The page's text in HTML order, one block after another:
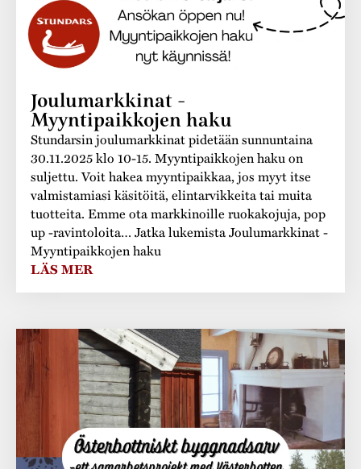
Joulumarkkinat -
Myyntipaikkojen haku
Stundarsin joulumarkkinat pidetään sunnuntaina
30.11.2025 klo 10-15. Myyntipaikkojen haku on
suljettu. Voit hakea myyntipaikkaa, jos myyt itse
valmistamiasi käsitöitä, elintarvikkeita tai muita
tuotteita. Emme ota markkinoille ruokakojuja, pop
up -ravintoloita… Jatka lukemista Joulumarkkinat -
Myyntipaikkojen haku
LÄS MER